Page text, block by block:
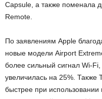
Capsule, а также поменала
Remote.
По заявлениям Apple
новые модели Airport
более сильный сигнал Wi-
увеличилась на 25%. Также
быстрее при